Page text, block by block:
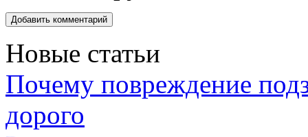
Новые статьи
Почему повреждение
дорого